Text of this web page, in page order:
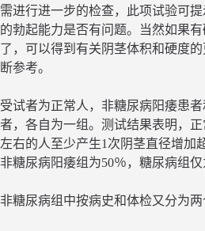
需进行进一步的检查，此项试验可
的勃起能力是否有问题。当然如果
了，可以得到有关阴茎体积和硬度
断参考。
受试者为正常人，非糖尿病阳痿患
者，各自为一组。测试结果表明，
左右的人至少产生1次阴茎直径增加
非糖尿病阳痿组为50％，糖尿病组仅
非糖尿病组中按病史和体检又分为两